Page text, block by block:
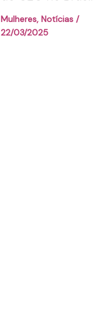
Mulheres, Notícias /
22/03/2025